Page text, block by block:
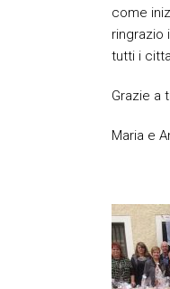
come
ringrazio
tutti i
Grazie a
Maria e